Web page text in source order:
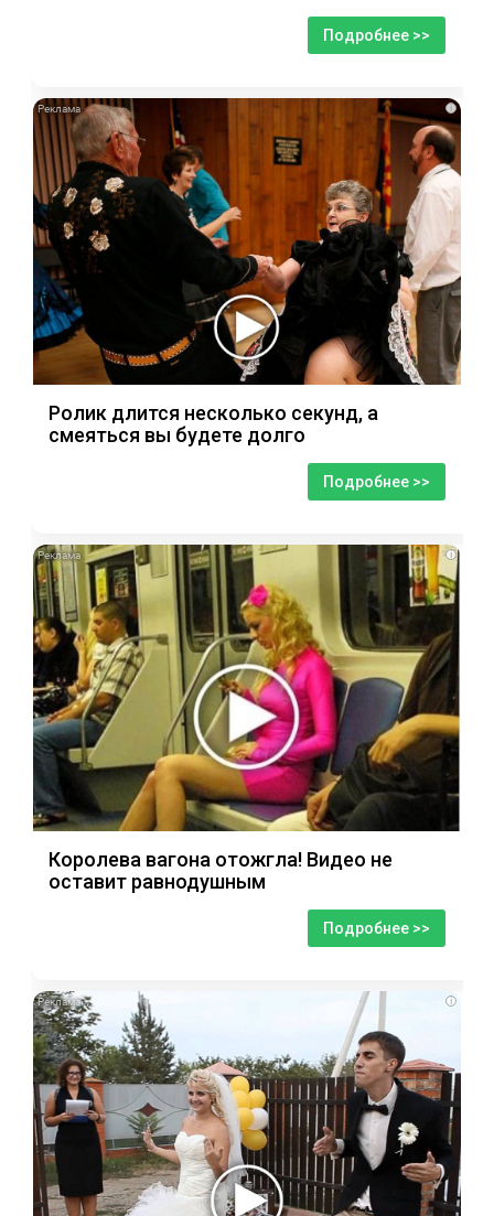
Подробнее >>
i
Ролик длится несколько секунд, а
смеяться вы будете долго
Подробнее >>
i
Королева вагона отожгла! Видео не
оставит равнодушным
Подробнее >>
i